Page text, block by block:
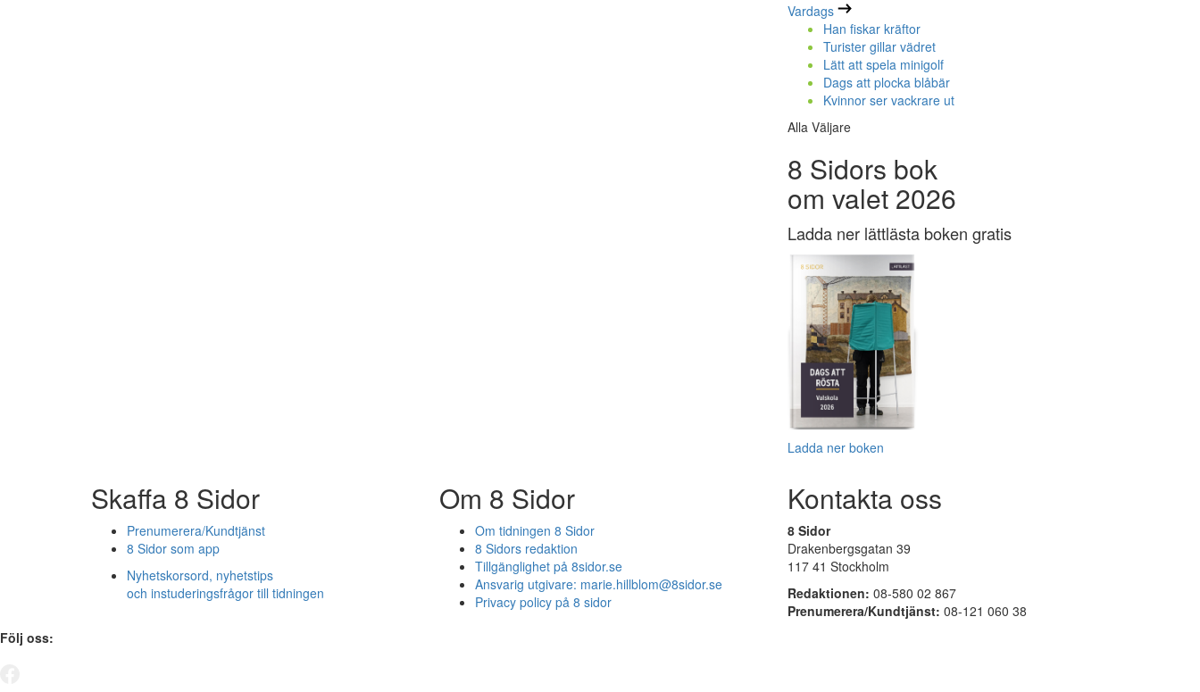
Vardags
Han fiskar kräftor
Turister gillar vädret
Lätt att spela minigolf
Dags att plocka blåbär
Kvinnor ser vackrare ut
Alla Väljare
8 Sidors bok
om valet 2026
Ladda ner lättlästa boken gratis
Ladda ner boken
Skaffa 8 Sidor
Prenumerera/Kundtjänst
8 Sidor som app
Nyhetskorsord, nyhetstips
och instuderingsfrågor till tidningen
Om 8 Sidor
Om tidningen 8 Sidor
8 Sidors redaktion
Tillgänglighet på 8sidor.se
Ansvarig utgivare: marie.hillblom@8sidor.se
Privacy policy på 8 sidor
Kontakta oss
8 Sidor
Drakenbergsgatan 39
117 41 Stockholm
Redaktionen: 08-580 02 867
Prenumerera/Kundtjänst: 08-121 060 38
Följ oss: